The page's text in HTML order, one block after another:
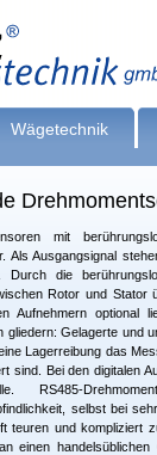
Wägetechnik
mit
Als Ausgangsignal
Durch die
Rotor und Stator
Aufnehmern optional
gliedern: Ge­la­ger­te und
Lagerreibung das
sind. Bei den digitalen
RS485-
selbst bei
teuren und kompliziert
einen